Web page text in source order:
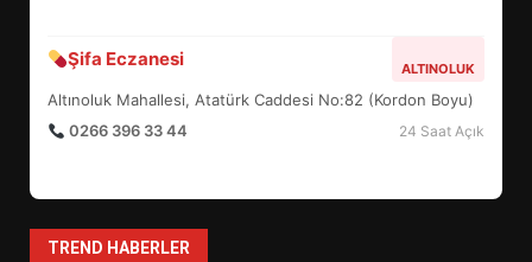
Şifa Eczanesi ALTINOLUK
Altınoluk Mahallesi, Atatürk Caddesi No:82 (Kordon Boyu)
0266 396 33 44
24 Saat Açık
TREND HABERLER
1
HAREKETE GEÇİYOR: GÖZLER
2